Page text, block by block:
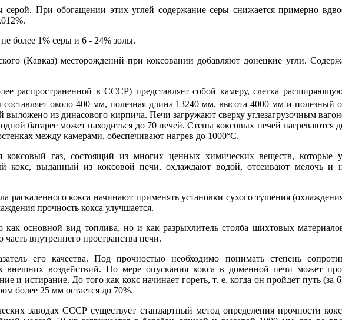
серой. При обогащении этих углей содержание серы снижается примерно
более 1% серы и 6 - 24% золы.
(Кавказ) месторождений при коксовании добавляют донецкие угли.
распространенной в СССР) представляет собой камеру, слегка
около 400 мм, полезная длина 13240 мм, высота 4000 мм и полезный
выложено из динасового кирпича. Печи загружают сверху углезагрузочным
батарее может находиться до 70 печей. Стены коксовых печей нагреваются
между камерами, обеспечивают нагрев до 1000°С.
коксовый газ, состоящий из многих ценных химических веществ, которые
кокс, выданный из коксовой печи, охлаждают водой, отсеивают мелочь и
раскаленного кокса начинают применять установки сухого тушения
прочность кокса улучшается.
как основной вид топлива, но и как разрыхлитель столба шихтовых
внутреннего пространства печи.
его качества. Под прочностью необходимо понимать степень
воздействий. По мере опускания кокса в доменной печи может
и истирание. До того как кокс начинает гореть, т. е. когда он пройдет путь (за
более 25 мм остается до 70%.
заводах СССР существует стандартный метод определения прочности